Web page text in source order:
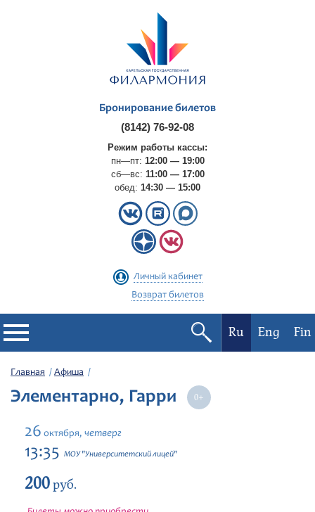
Бронирование билетов
(8142) 76-92-08
Режим работы кассы:
пн—пт: 12:00 — 19:00
сб—вс: 11:00 — 17:00
обед: 14:30 — 15:00
Личный кабинет
Возврат билетов
Филармония
Фестивали
Абонементы
Ru Eng Fin
Главная Афиша
Элементарно, Гарри
26 октября, четверг
13:35 МОУ "Университетский лицей"
200руб.